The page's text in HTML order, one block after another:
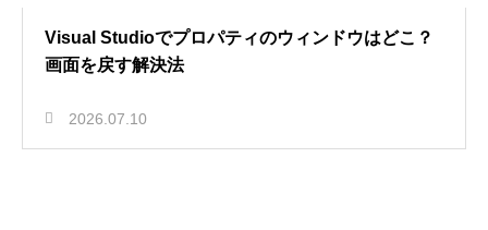
Visual Studioでプロパティのウィンドウはどこ？
画面を戻す解決法
2026.07.10